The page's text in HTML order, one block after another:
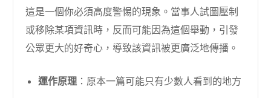
這是一個你必須高度警惕的現象。當事人試圖壓制
或移除某項資訊時，反而可能因為這個舉動，引發
公眾更大的好奇心，導致該資訊被更廣泛地傳播。
運作原理 ：原本一篇可能只有少數人看到的地方